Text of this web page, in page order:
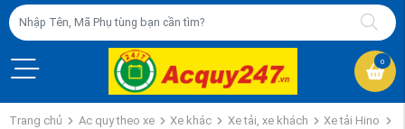
0
Trang chủ Ac quy theo xe Xe khác Xe tải, xe khách
Xe tải Hino